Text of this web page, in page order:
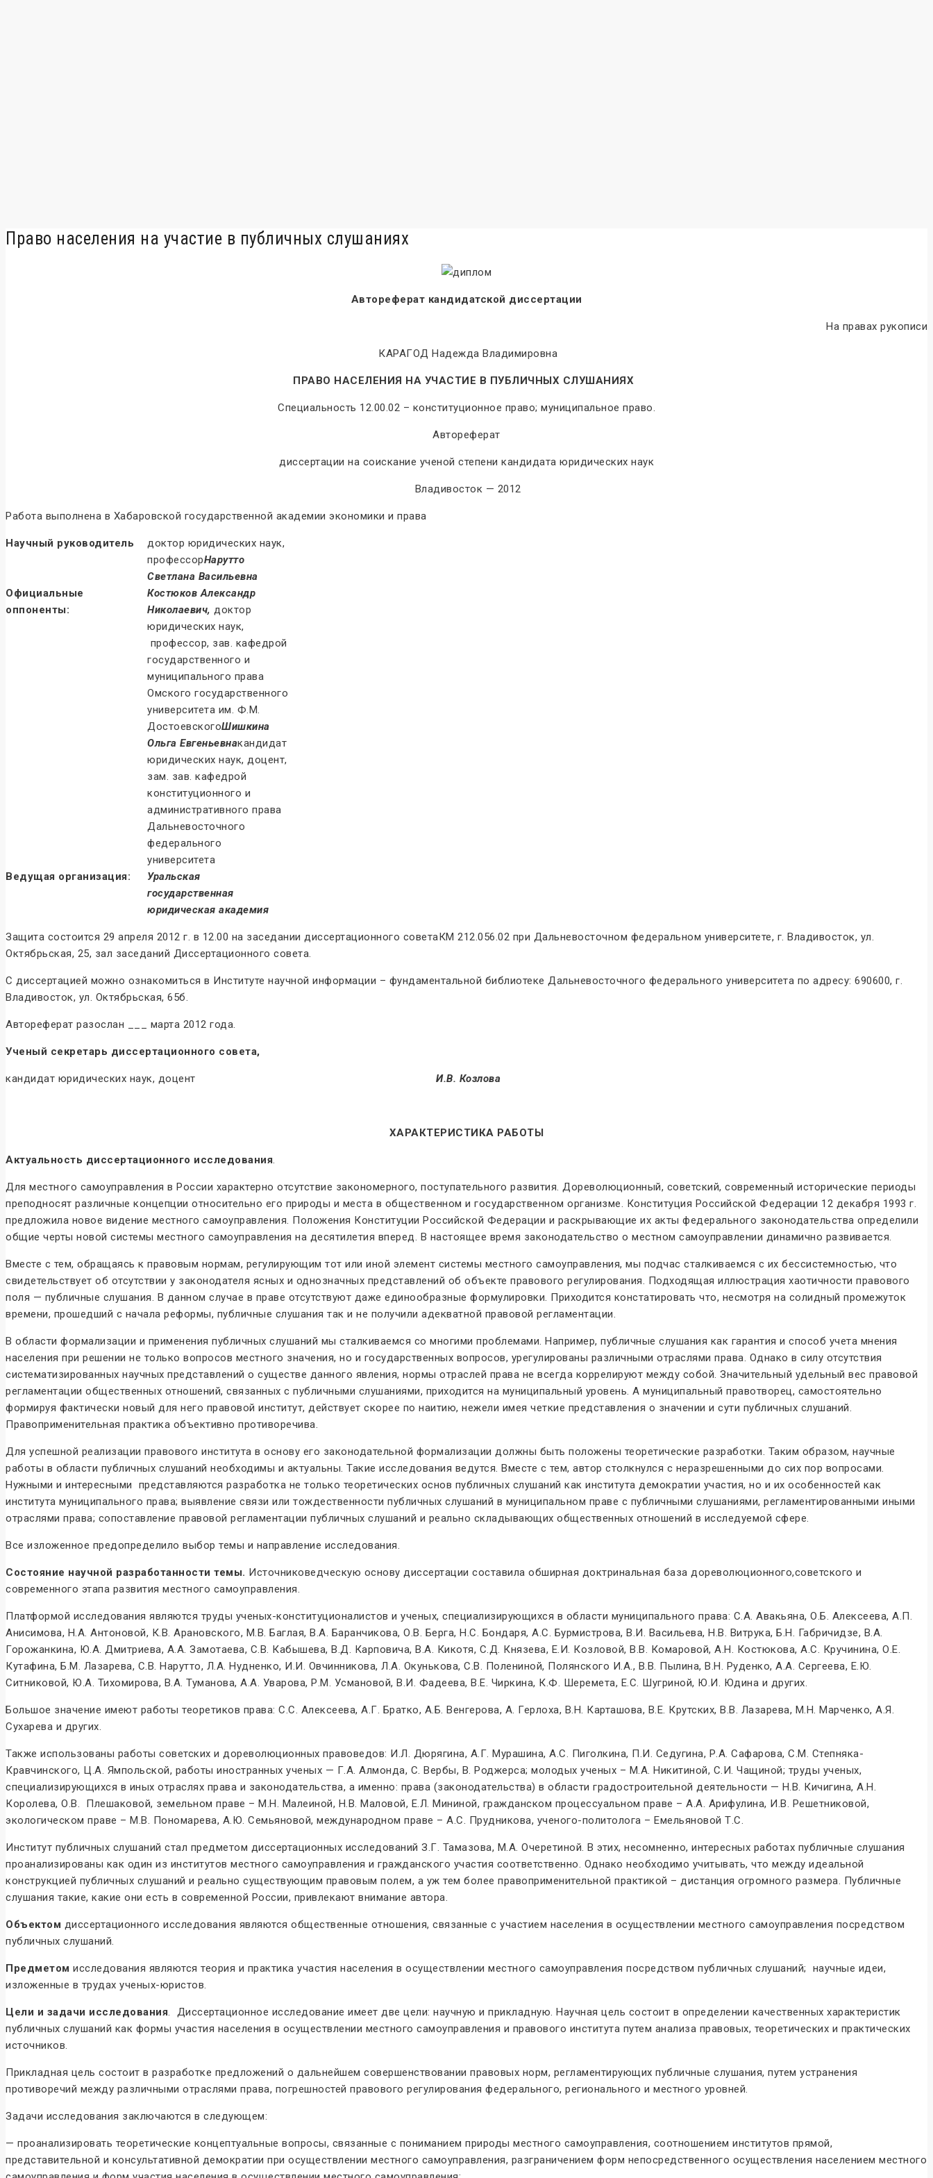
Право населения на участие в публичных слушаниях
Автореферат кандидатской диссертации
На правах рукописи
КАРАГОД Надежда Владимировна
ПРАВО НАСЕЛЕНИЯ НА УЧАСТИЕ В ПУБЛИЧНЫХ СЛУШАНИЯХ
Специальность 12.00.02 – конституционное право; муниципальное право.
Автореферат
диссертации на соискание ученой степени кандидата юридических наук
Владивосток — 2012
Работа выполнена в Хабаровской государственной академии экономики и права
Научный руководитель
доктор юридических наук,
профессорНарутто
Светлана Васильевна
Официальные
оппоненты:
Костюков Александр
Николаевич, доктор
юридических наук,
профессор, зав. кафедрой
государственного и
муниципального права
Омского государственного
университета им. Ф.М.
ДостоевскогоШишкина
Ольга Евгеньевнакандидат
юридических наук, доцент,
зам. зав. кафедрой
конституционного и
административного права
Дальневосточного
федерального
университета
Ведущая организация:
Уральская
государственная
юридическая академия
Защита состоится 29 апреля 2012 г. в 12.00 на заседании диссертационного советаКМ 212.056.02 при Дальневосточном федеральном университете, г. Владивосток, ул.
Октябрьская, 25, зал заседаний Диссертационного совета.
С диссертацией можно ознакомиться в Институте научной информации – фундаментальной библиотеке Дальневосточного федерального университета по адресу: 690600, г.
Владивосток, ул. Октябрьская, 65б.
Автореферат разослан ___ марта 2012 года.
Ученый секретарь диссертационного совета,
кандидат юридических наук, доцент И.В. Козлова
ХАРАКТЕРИСТИКА РАБОТЫ
Актуальность диссертационного исследования
Для местного самоуправления в России характерно отсутствие закономерного, поступательного развития. Дореволюционный, советский, современный исторические периоды
преподносят различные концепции относительно его природы и места в общественном и государственном организме. Конституция Российской Федерации 12 декабря 1993 г.
предложила новое видение местного самоуправления. Положения Конституции Российской Федерации и раскрывающие их акты федерального законодательства определили
общие черты новой системы местного самоуправления на десятилетия вперед. В настоящее время законодательство о местном самоуправлении динамично развивается.
Вместе с тем, обращаясь к правовым нормам, регулирующим тот или иной элемент системы местного самоуправления, мы подчас сталкиваемся с их бессистемностью, что
свидетельствует об отсутствии у законодателя ясных и однозначных представлений об объекте правового регулирования. Подходящая иллюстрация хаотичности правового
поля — публичные слушания. В данном случае в праве отсутствуют даже единообразные формулировки. Приходится констатировать что, несмотря на солидный промежуток
времени, прошедший с начала реформы, публичные слушания так и не получили адекватной правовой регламентации.
В области формализации и применения публичных слушаний мы сталкиваемся со многими проблемами. Например, публичные слушания как гарантия и способ учета мнения
населения при решении не только вопросов местного значения, но и государственных вопросов, урегулированы различными отраслями права. Однако в силу отсутствия
систематизированных научных представлений о существе данного явления, нормы отраслей права не всегда коррелируют между собой. Значительный удельный вес правовой
регламентации общественных отношений, связанных с публичными слушаниями, приходится на муниципальный уровень. А муниципальный правотворец, самостоятельно
формируя фактически новый для него правовой институт, действует скорее по наитию, нежели имея четкие представления о значении и сути публичных слушаний.
Правоприменительная практика объективно противоречива.
Для успешной реализации правового института в основу его законодательной формализации должны быть положены теоретические разработки. Таким образом, научные
работы в области публичных слушаний необходимы и актуальны. Такие исследования ведутся. Вместе с тем, автор столкнулся с неразрешенными до сих пор вопросами.
Нужными и интересными представляются разработка не только теоретических основ публичных слушаний как института демократии участия, но и их особенностей как
института муниципального права; выявление связи или тождественности публичных слушаний в муниципальном праве с публичными слушаниями, регламентированными иными
отраслями права; сопоставление правовой регламентации публичных слушаний и реально складывающих общественных отношений в исследуемой сфере.
Все изложенное предопределило выбор темы и направление исследования.
Состояние научной разработанности темы. Источниковедческую основу диссертации составила обширная доктринальная база дореволюционного,советского и
современного этапа развития местного самоуправления.
Платформой исследования являются труды ученых-конституционалистов и ученых, специализирующихся в области муниципального права: С.А. Авакьяна, О.Б. Алексеева, А.П.
Анисимова, Н.А. Антоновой, К.В. Арановского, М.В. Баглая, В.А. Баранчикова, О.В. Берга, Н.С. Бондаря, А.С. Бурмистрова, В.И. Васильева, Н.В. Витрука, Б.Н. Габричидзе, В.А.
Горожанкина, Ю.А. Дмитриева, А.А. Замотаева, С.В. Кабышева, В.Д. Карповича, В.А. Кикотя, С.Д. Князева, Е.И. Козловой, В.В. Комаровой, А.Н. Костюкова, А.С. Кручинина, О.Е.
Кутафина, Б.М. Лазарева, С.В. Нарутто, Л.А. Нудненко, И.И. Овчинникова, Л.А. Окунькова, С.В. Полениной, Полянского И.А., В.В. Пылина, В.Н. Руденко, А.А. Сергеева, Е.Ю.
Ситниковой, Ю.А. Тихомирова, В.А. Туманова, А.А. Уварова, Р.М. Усмановой, В.И. Фадеева, В.Е. Чиркина, К.Ф. Шеремета, Е.С. Шугриной, Ю.И. Юдина и других.
Большое значение имеют работы теоретиков права: С.С. Алексеева, А.Г. Братко, А.Б. Венгерова, А. Герлоха, В.Н. Карташова, В.Е. Крутских, В.В. Лазарева, М.Н. Марченко, А.Я.
Сухарева и других.
Также использованы работы советских и дореволюционных правоведов: И.Л. Дюрягина, А.Г. Мурашина, А.С. Пиголкина, П.И. Седугина, Р.А. Сафарова, С.М. Степняка-
Кравчинского, Ц.А. Ямпольской, работы иностранных ученых — Г.А. Алмонда, С. Вербы, В. Роджерса; молодых ученых – М.А. Никитиной, С.И. Чащиной; труды ученых,
специализирующихся в иных отраслях права и законодательства, а именно: права (законодательства) в области градостроительной деятельности — Н.В. Кичигина, А.Н.
Королева, О.В. Плешаковой, земельном праве – М.Н. Малеиной, Н.В. Маловой, Е.Л. Мининой, гражданском процессуальном праве – А.А. Арифулина, И.В. Решетниковой,
экологическом праве – М.В. Пономарева, А.Ю. Семьяновой, международном праве – А.С. Прудникова, ученого-политолога – Емельяновой Т.С.
Институт публичных слушаний стал предметом диссертационных исследований З.Г. Тамазова, М.А. Очеретиной. В этих, несомненно, интересных работах публичные слушания
про­анализированы как один из институтов местного самоуправления и гражданского участия соответственно. Однако необходимо учитывать, что между идеальной
конструкцией публичных слушаний и реально существующим правовым полем, а уж тем более правоприменительной практикой – дистанция огромного размера. Публичные
слушания такие, какие они есть в современной России, привлекают внимание автора.
Объектом диссертационного исследования являются общественные отношения, связанные с участием населения в осуществлении местного самоуправления посредством
публичных слушаний.
Предметом исследования являются теория и практика участия населения в осуществлении местного самоуправления посредством публичных слушаний; научные идеи,
изложенные в трудах ученых-юристов.
Цели и задачи исследования . Диссертационное исследование имеет две цели: научную и прикладную. Научная цель состоит в определении качественных характеристик
публичных слушаний как формы участия населения в осуществлении местного самоуправления и правового института путем анализа правовых, теоретических и практических
источников.
Прикладная цель состоит в разработке предложений о дальнейшем совершенствовании правовых норм, регламентирующих публичные слушания, путем устранения
противоречий между различными отраслями права, погрешностей правового регулирования федерального, регионального и местного уровней.
Задачи исследования заключаются в следующем:
— проанализировать теоретические концептуальные вопросы, связанные с пониманием природы местного самоуправления, соотношением институтов прямой,
представительной и консультативной демократии при осуществлении местного самоуправления, разграничением форм непосредственного осуществления населением местного